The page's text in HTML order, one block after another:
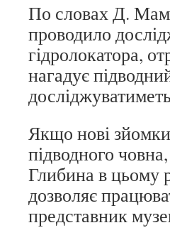
По словах Д.
проводило
гідролокатора,
нагадує
Якщо нові зйомки
підводного
Глибина в цьому
дозволяє
представник